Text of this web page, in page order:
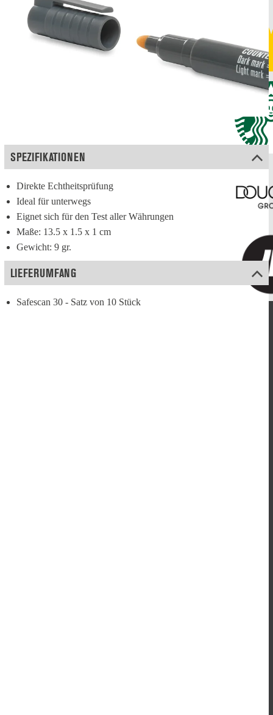
SPEZIFIKATIONEN
Direkte Echtheitsprüfung
Ideal für unterwegs
Eignet sich für den Test aller Währungen
Maße: 13.5 x 1.5 x 1 cm
Gewicht: 9 gr.
LIEFERUMFANG
Safescan 30 - Satz von 10 Stück